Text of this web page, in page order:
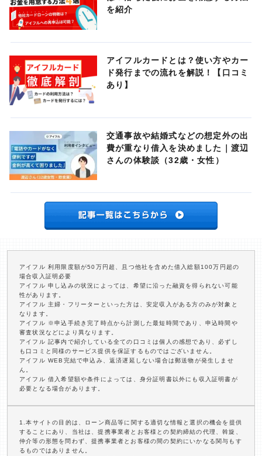
を紹介
アイフルカードとは？使い方やカー
ド発行までの流れを解説！【口コミ
あり】
交通事故や結婚式などの想定外の出
費が重なり借入を決めました｜渡辺
さんの体験談（32歳・女性）
アイフル 利用限度額が50万円超、且つ他社を含めた借入総額100万円超の
場合収入証明必要
アイフル 申し込みの状況によっては、希望に沿った融資を得られない可能
性があります。
アイフル 主婦・フリーターといった方は、安定収入がある方のみが対象と
なります。
アイフル ※申込手続き完了時点から計測した最短時間であり、申込時間や
審査状況などにより異なります。
アイフル 記事内で紹介している全ての口コミは個人の感想であり、必ずし
も口コミと同様のサービス提供を保証するものではございません。
アイフル WEB完結で申込み、返済遅延しない場合は郵送物が発生しませ
ん。
アイフル 借入希望額や条件によっては、身分証明書以外にも収入証明書が
必要となる場合があります。
1.本サイトの目的は、ローン商品等に関する適切な情報と選択の機会を提供
することにあり、当社は、提携事業者とお客様との契約締結の代理、斡旋、
仲介等の形態を問わず、提携事業者とお客様の間の契約にいかなる関与もす
るものではありません。